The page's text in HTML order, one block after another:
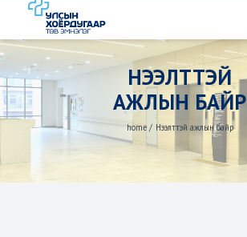
НЭЭЛТТЭЙ
АЖЛЫН БАЙР
home / Нээлттэй ажлын байр